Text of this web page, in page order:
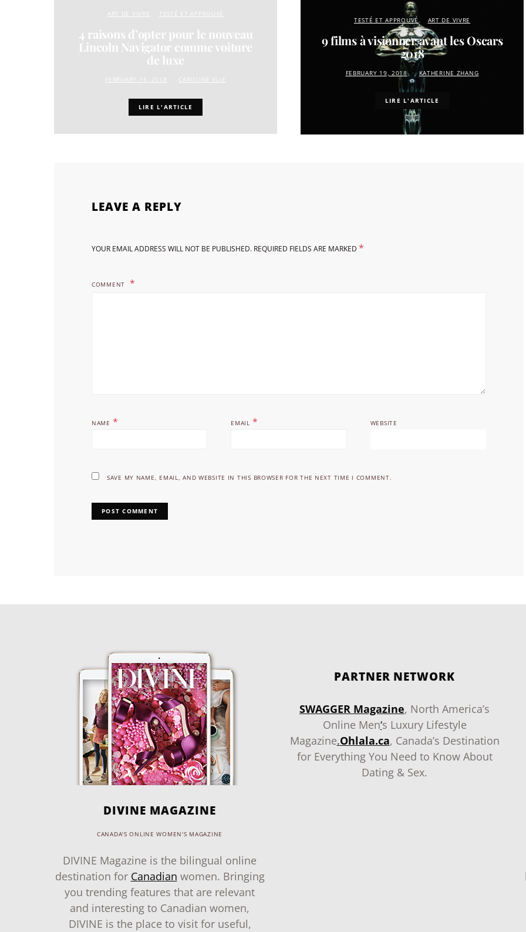
ART DE VIVRE TESTÉ ET APPROUVÉ
4 raisons d’opter pour le nouveau
Lincoln Navigator comme voiture
de luxe
FEBRUARY 15, 2018 CAROLINE ELIE
LIRE L'ARTICLE
TESTÉ ET APPROUVÉ ART DE VIVRE
9 films à visionner avant les Oscars
2018
FEBRUARY 19, 2018 KATHERINE ZHANG
LIRE L'ARTICLE
LEAVE A REPLY
YOUR EMAIL ADDRESS WILL NOT BE PUBLISHED. REQUIRED FIELDS ARE MARKED *
COMMENT
NAME * EMAIL * WEBSITE
SAVE MY NAME, EMAIL, AND WEBSITE IN THIS BROWSER FOR THE NEXT TIME I COMMENT.
DIVINE MAGAZINE
CANADA'S ONLINE WOMEN'S MAGAZINE
DIVINE Magazine is the bilingual online
destination for Canadian women. Bringing
you trending features that are relevant
and interesting to Canadian women,
DIVINE is the place to visit for useful,
PARTNER NETWORK
SWAGGER Magazine, North America’s
Online Men‘s Luxury Lifestyle
Magazine.Ohlala.ca, Canada’s Destination
for Everything You Need to Know About
Dating & Sex.